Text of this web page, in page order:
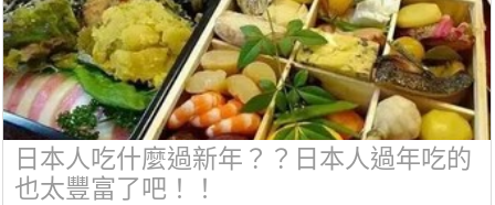
日本人吃什麼過新年？？日本人過年吃的
也太豐富了吧！！